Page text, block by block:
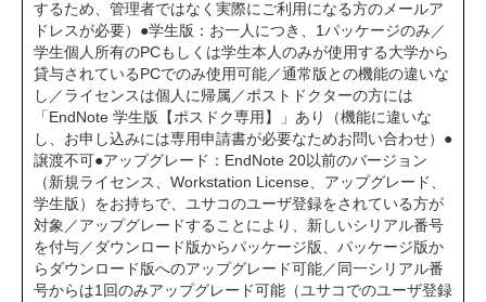
するため、管理者ではなく実際にご利用になる方のメールア
ドレスが必要）●学生版：お一人につき、1パッケージのみ／
学生個人所有のPCもしくは学生本人のみが使用する大学から
貸与されているPCでのみ使用可能／通常版との機能の違いな
し／ライセンスは個人に帰属／ポストドクターの方には
「EndNote 学生版【ポスドク専用】」あり（機能に違いな
し、お申し込みには専用申請書が必要なためお問い合わせ）●
譲渡不可●アップグレード：EndNote 20以前のバージョン
（新規ライセンス、Workstation License、アップグレード、
学生版）をお持ちで、ユサコのユーザ登録をされている方が
対象／アップグレードすることにより、新しいシリアル番号
を付与／ダウンロード版からパッケージ版、パッケージ版か
らダウンロード版へのアップグレード可能／同一シリアル番
号からは1回のみアップグレード可能（ユサコでのユーザ登録